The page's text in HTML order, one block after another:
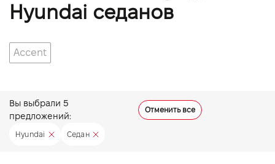
Hyundai седанов
Accent
Вы выбрали 5
предложений:
Отменить все
Hyundai Седан
Новости
Политика качества
Вакансии